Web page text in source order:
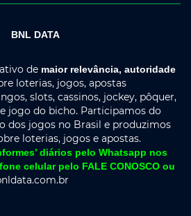
BNL DATA
de maior relevância, autoridade
loterias, jogos, apostas
slots, cassinos, jockey, pôquer,
jogo do bicho. Participamos do
dos jogos no Brasil e produzimos
loterias, jogos e apostas.
diários pelo Whatsapp nos
celular pelo FALE CONOSCO ou